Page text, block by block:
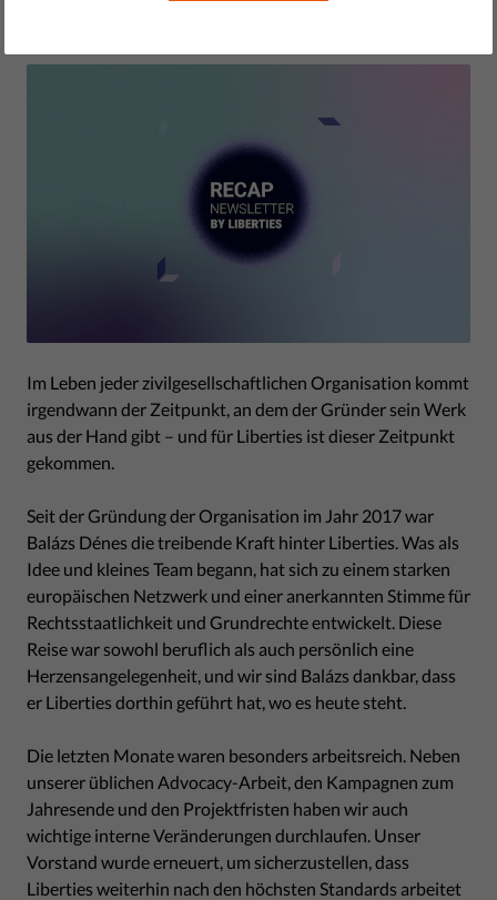
Im Leben jeder zivilgesellschaftlichen Organisation kommt
irgendwann der Zeitpunkt, an dem der Gründer sein Werk
aus der Hand gibt – und für Liberties ist dieser Zeitpunkt
gekommen.
Seit der Gründung der Organisation im Jahr 2017 war
Balázs Dénes die treibende Kraft hinter Liberties. Was als
Idee und kleines Team begann, hat sich zu einem starken
europäischen Netzwerk und einer anerkannten Stimme für
Rechtsstaatlichkeit und Grundrechte entwickelt. Diese
Reise war sowohl beruflich als auch persönlich eine
Herzensangelegenheit, und wir sind Balázs dankbar, dass
er Liberties dorthin geführt hat, wo es heute steht.
Die letzten Monate waren besonders arbeitsreich. Neben
unserer üblichen Advocacy-Arbeit, den Kampagnen zum
Jahresende und den Projektfristen haben wir auch
wichtige interne Veränderungen durchlaufen. Unser
Vorstand wurde erneuert, um sicherzustellen, dass
Liberties weiterhin nach den höchsten Standards arbeitet